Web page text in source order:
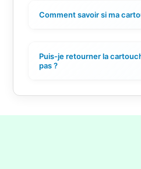
Comment savoir si ma
Puis-je retourner la
pas ?